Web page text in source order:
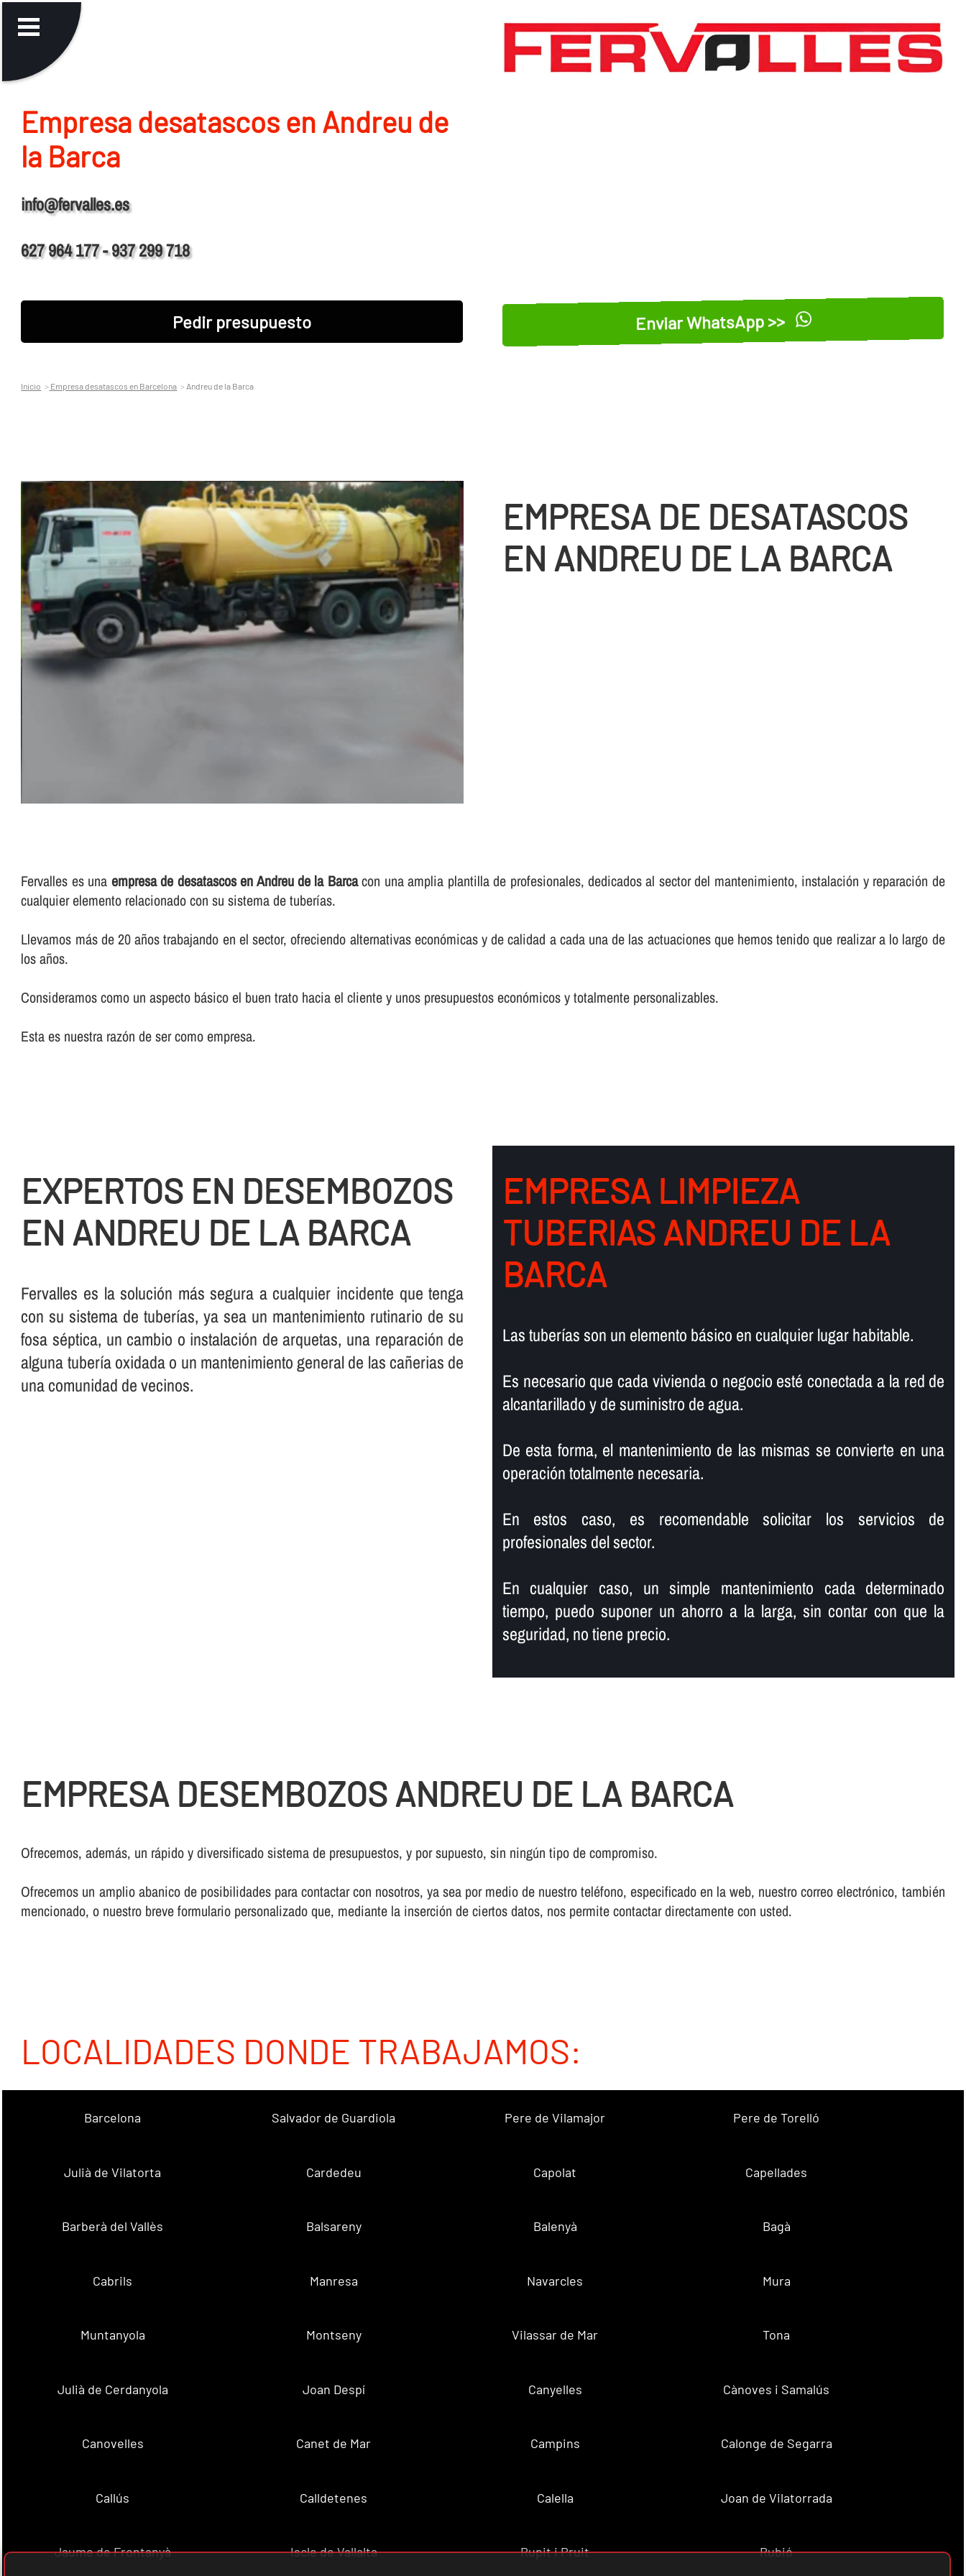
Empresa desatascos en Andreu de
la Barca
info@fervalles.es
627 964 177 - 937 299 718
Pedir presupuesto Enviar WhatsApp >>
Inicio Empresa desatascos en Barcelona Andreu de la Barca
EMPRESA DE DESATASCOS
EN ANDREU DE LA BARCA
Fervalles es una empresa de desatascos en Andreu de la Barcacon una amplia plantilla de profesionales, dedicados al sector del mantenimiento, instalación y reparación de
cualquier elemento relacionado con su sistema de tuberí­as.
Llevamos más de 20 años trabajando en el sector, ofreciendo alternativas económicas y de calidad a cada una de las actuaciones que hemos tenido que realizar a lo largo de
los años.
Consideramos como un aspecto básico el buen trato hacia el cliente y unos presupuestos económicos y totalmente personalizables.
Esta es nuestra razón de ser como empresa.
EXPERTOS EN DESEMBOZOS
EN ANDREU DE LA BARCA
Fervalles es la solución más segura a cualquier incidente que tenga
con su sistema de tuberí­as, ya sea un mantenimiento rutinario de su
fosa séptica, un cambio o instalación de arquetas, una reparación de
alguna tuberí­a oxidada o un mantenimiento general de las cañerias de
una comunidad de vecinos.
EMPRESA LIMPIEZA
TUBERIAS ANDREU DE LA
BARCA
Las tuberí­as son un elemento básico en cualquier lugar habitable.
Es necesario que cada vivienda o negocio esté conectada a la red de
alcantarillado y de suministro de agua.
De esta forma, el mantenimiento de las mismas se convierte en una
operación totalmente necesaria.
En estos caso, es recomendable solicitar los servicios de
profesionales del sector.
En cualquier caso, un simple mantenimiento cada determinado
tiempo, puedo suponer un ahorro a la larga, sin contar con que la
seguridad, no tiene precio.
EMPRESA DESEMBOZOS ANDREU DE LA BARCA
Ofrecemos, además, un rápido y diversificado sistema de presupuestos, y por supuesto, sin ningún tipo de compromiso.
Ofrecemos un amplio abanico de posibilidades para contactar con nosotros, ya sea por medio de nuestro teléfono, especificado en la web, nuestro correo electrónico, también
mencionado, o nuestro breve formulario personalizado que, mediante la inserción de ciertos datos, nos permite contactar directamente con usted.
LOCALIDADES DONDE TRABAJAMOS:
Barcelona Salvador de Guardiola Pere de Vilamajor Pere de Torelló
Julià de Vilatorta Cardedeu Capolat Capellades
Barberà del Vallès Balsareny Balenyà Bagà
Cabrils Manresa Navarcles Mura
Muntanyola Montseny Vilassar de Mar Tona
Julià de Cerdanyola Joan Despí Canyelles Cànoves i Samalús
Canovelles Canet de Mar Campins Calonge de Segarra
Callús Calldetenes Calella Joan de Vilatorrada
Jaume de Frontanyà Iscle de Vallalta Rupit i Pruit Rubió